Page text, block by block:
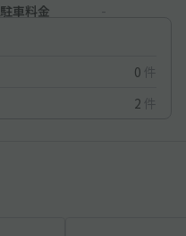
駐車料金
0 件
2 件